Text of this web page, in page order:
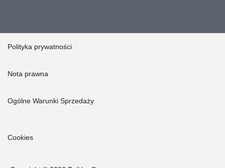
Polityka prywatności
Nota prawna
Ogólne Warunki Sprzedaży
Cookies